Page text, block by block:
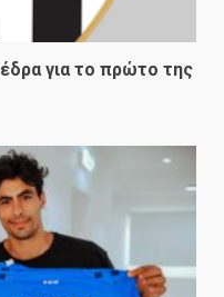
για το πρώτο της